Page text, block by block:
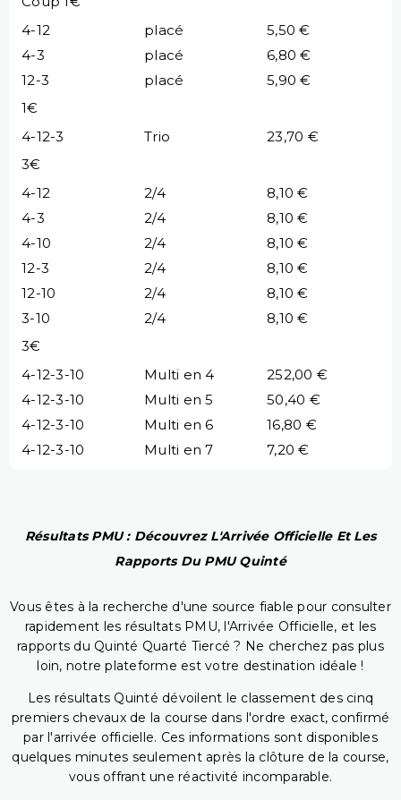
4-12
placé
5,50 €
4-3
placé
6,80 €
12-3
placé
5,90 €
1€
4-12-3
Trio
23,70 €
3€
4-12
2/4
8,10 €
4-3
2/4
8,10 €
4-10
2/4
8,10 €
12-3
2/4
8,10 €
12-10
2/4
8,10 €
3-10
2/4
8,10 €
3€
4-12-3-10
Multi en 4
252,00 €
4-12-3-10
Multi en 5
50,40 €
4-12-3-10
Multi en 6
16,80 €
4-12-3-10
Multi en 7 7,20 €
Résultats PMU : Découvrez L'Arrivée Officielle Et Les
Rapports Du PMU Quinté
Vous êtes à la recherche d'une source fiable pour consulter
rapidement les résultats PMU, l'Arrivée Officielle, et les
rapports du Quinté Quarté Tiercé ? Ne cherchez pas plus
loin, notre plateforme est votre destination idéale !
Les résultats Quinté dévoilent le classement des cinq
premiers chevaux de la course dans l'ordre exact, confirmé
par l'arrivée officielle. Ces informations sont disponibles
quelques minutes seulement après la clôture de la course,
vous offrant une réactivité incomparable.